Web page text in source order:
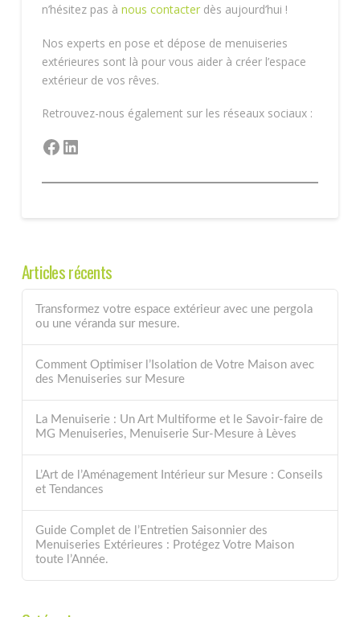
n’hésitez pas à nous contacterdès aujourd’hui !
Nos experts en pose et dépose de menuiseries
extérieures sont là pour vous aider à créer l’espace
extérieur de vos rêves.
Retrouvez-nous également sur les réseaux sociaux :
Facebook
LinkedIn
Articles récents
Transformez votre espace extérieur avec une pergola
ou une véranda sur mesure.
Comment Optimiser l’Isolation de Votre Maison avec
des Menuiseries sur Mesure
La Menuiserie : Un Art Multiforme et le Savoir-faire de
MG Menuiseries, Menuiserie Sur-Mesure à Lèves
L’Art de l’Aménagement Intérieur sur Mesure : Conseils
et Tendances
Guide Complet de l’Entretien Saisonnier des
Menuiseries Extérieures : Protégez Votre Maison
toute l’Année.